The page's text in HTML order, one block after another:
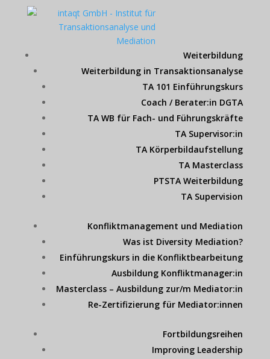
Weiterbildung
Weiterbildung in Transaktionsanalyse
TA 101 Einführungskurs
Coach / Berater:in DGTA
TA WB für Fach- und Führungskräfte
TA Supervisor:in
TA Körperbildaufstellung
TA Masterclass
PTSTA Weiterbildung
TA Supervision
Konfliktmanagement und Mediation
Was ist Diversity Mediation?
Einführungskurs in die Konfliktbearbeitung
Ausbildung Konfliktmanager:in
Masterclass – Ausbildung zur/m Mediator:in
Re-Zertifizierung für Mediator:innen
Fortbildungsreihen
Improving Leadership